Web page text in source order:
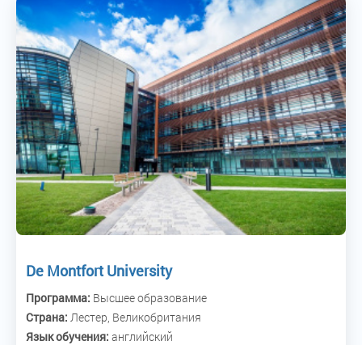
De Montfort University
Программа: Высшее образование
Страна: Лестер, Великобритания
Язык обучения: английский